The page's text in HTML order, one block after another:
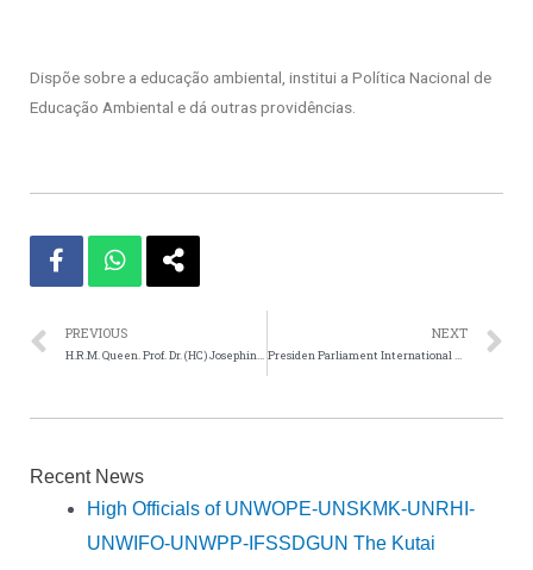
Dispõe sobre a educação ambiental, institui a Política Nacional de
Educação Ambiental e dá outras providências.
PREVIOUS NEXT
Recent News
High Officials of UNWOPE-UNSKMK-UNRHI-
UNWIFO-UNWPP-IFSSDGUN The Kutai